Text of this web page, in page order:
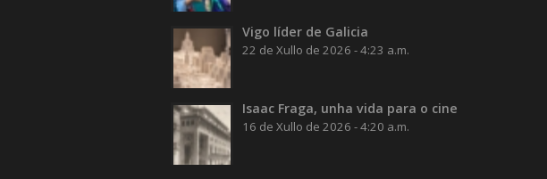
Vigo líder de Galicia
22 de Xullo de 2026 - 4:23 a.m.
Isaac Fraga, unha vida para o cine
16 de Xullo de 2026 - 4:20 a.m.